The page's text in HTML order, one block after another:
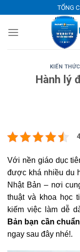
to
content
TỔNG
KIẾN THỨC
Hành lý
Với nền giáo dục
được khá nhiều du
Nhật Bản – nơi
thuật và khoa học
kiếm việc làm dễ
Bản bạn cần
ngay sau đây nhé!.